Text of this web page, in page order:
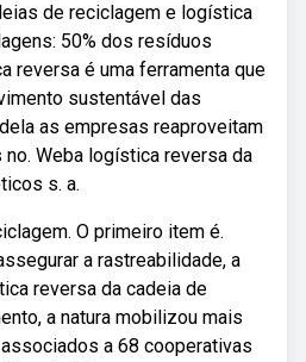
de reciclagem e logística
50% dos resíduos
reversa é uma ferramenta que
sustentável das
as empresas reaproveitam
Weba logística reversa da
s. a.
O primeiro item é.
a rastreabilidade, a
reversa da cadeia de
a natura mobilizou mais
a 68 cooperativas